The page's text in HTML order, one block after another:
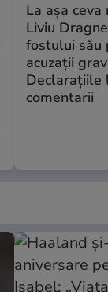
La așa
Liviu
fostului său
acuzații
Declarațiile
comentarii